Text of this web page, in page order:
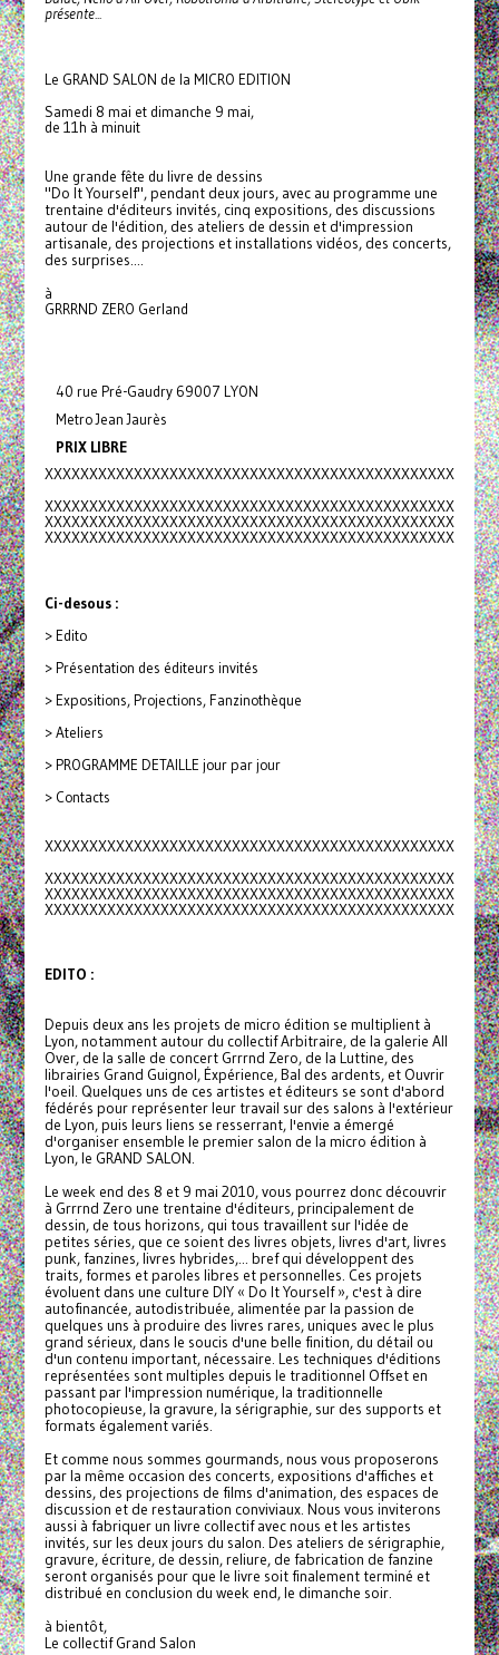
présente...
Le GRAND SALON de la MICRO EDITION
Samedi 8 mai et dimanche 9 mai,
de 11h à minuit
Une grande fête du livre de dessins
"Do It Yourself", pendant deux jours, avec au programme une
trentaine d'éditeurs invités, cinq expositions, des discussions
autour de l'édition, des ateliers de dessin et d'impression
artisanale, des projections et installations vidéos, des concerts,
des surprises....
à
GRRRND ZERO Gerland
40 rue Pré-Gaudry 69007 LYON
Metro Jean Jaurès
PRIX LIBRE
XXXXXXXXXXXXXXXXXXXXXXXXXXXXXXXXXXXXXXXXXXXXXX
XXXXXXXXXXXXXXXXXXXXXXXXXXXXXXXXXXXXXXXXXXXXXX
XXXXXXXXXXXXXXXXXXXXXXXXXXXXXXXXXXXXXXXXXXXXXX
XXXXXXXXXXXXXXXXXXXXXXXXXXXXXXXXXXXXXXXXXXXXXX
Ci-desous :
> Edito
> Présentation des éditeurs invités
> Expositions, Projections, Fanzinothèque
> Ateliers
> PROGRAMME DETAILLE jour par jour
> Contacts
XXXXXXXXXXXXXXXXXXXXXXXXXXXXXXXXXXXXXXXXXXXXXX
XXXXXXXXXXXXXXXXXXXXXXXXXXXXXXXXXXXXXXXXXXXXXX
XXXXXXXXXXXXXXXXXXXXXXXXXXXXXXXXXXXXXXXXXXXXXX
XXXXXXXXXXXXXXXXXXXXXXXXXXXXXXXXXXXXXXXXXXXXXX
EDITO :
Depuis deux ans les projets de micro édition se multiplient à
Lyon, notamment autour du collectif Arbitraire, de la galerie All
Over, de la salle de concert Grrrnd Zero, de la Luttine, des
librairies Grand Guignol, Éxpérience, Bal des ardents, et Ouvrir
l'oeil. Quelques uns de ces artistes et éditeurs se sont d'abord
fédérés pour représenter leur travail sur des salons à l'extérieur
de Lyon, puis leurs liens se resserrant, l'envie a émergé
d'organiser ensemble le premier salon de la micro édition à
Lyon, le GRAND SALON.
Le week end des 8 et 9 mai 2010, vous pourrez donc découvrir
à Grrrnd Zero une trentaine d'éditeurs, principalement de
dessin, de tous horizons, qui tous travaillent sur l'idée de
petites séries, que ce soient des livres objets, livres d'art, livres
punk, fanzines, livres hybrides,... bref qui développent des
traits, formes et paroles libres et personnelles. Ces projets
évoluent dans une culture DIY « Do It Yourself », c'est à dire
autofinancée, autodistribuée, alimentée par la passion de
quelques uns à produire des livres rares, uniques avec le plus
grand sérieux, dans le soucis d'une belle finition, du détail ou
d'un contenu important, nécessaire. Les techniques d'éditions
représentées sont multiples depuis le traditionnel Offset en
passant par l'impression numérique, la traditionnelle
photocopieuse, la gravure, la sérigraphie, sur des supports et
formats également variés.
Et comme nous sommes gourmands, nous vous proposerons
par la même occasion des concerts, expositions d'affiches et
dessins, des projections de films d'animation, des espaces de
discussion et de restauration conviviaux. Nous vous inviterons
aussi à fabriquer un livre collectif avec nous et les artistes
invités, sur les deux jours du salon. Des ateliers de sérigraphie,
gravure, écriture, de dessin, reliure, de fabrication de fanzine
seront organisés pour que le livre soit finalement terminé et
distribué en conclusion du week end, le dimanche soir.
à bientôt,
Le collectif Grand Salon